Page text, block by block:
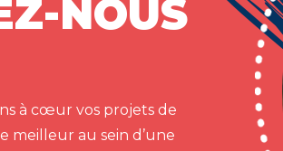
NOUS
à cœur vos projets de
meilleur au sein d’une